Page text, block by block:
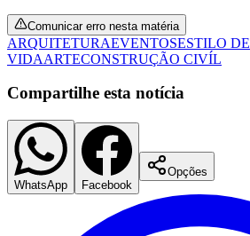
VascoComunicar erro nesta matéria
ARQUITETURAEVENTOSESTILO DE
VIDAARTECONSTRUÇÃO CIVÍL
Compartilhe esta notícia
WhatsApp Facebook
Opções